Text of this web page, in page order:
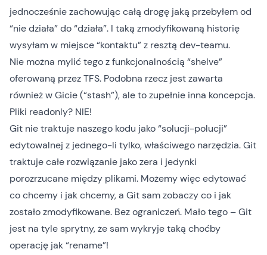
jednocześnie zachowując całą drogę jaką przebyłem od
“nie działa” do “działa”. I taką zmodyfikowaną historię
wysyłam w miejsce “kontaktu” z resztą dev-teamu.
Nie można mylić tego z funkcjonalnością “shelve”
oferowaną przez TFS. Podobna rzecz jest zawarta
również w Gicie (“stash”), ale to zupełnie inna koncepcja.
Pliki readonly? NIE!
Git nie traktuje naszego kodu jako “solucji-polucji”
edytowalnej z jednego-li tylko, właściwego narzędzia. Git
traktuje całe rozwiązanie jako zera i jedynki
porozrzucane między plikami. Możemy więc edytować
co chcemy i jak chcemy, a Git sam zobaczy co i jak
zostało zmodyfikowane. Bez ograniczeń. Mało tego – Git
jest na tyle sprytny, że sam wykryje taką choćby
operację jak “rename”!